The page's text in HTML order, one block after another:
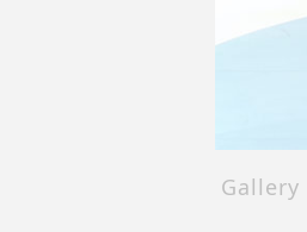
Gallery